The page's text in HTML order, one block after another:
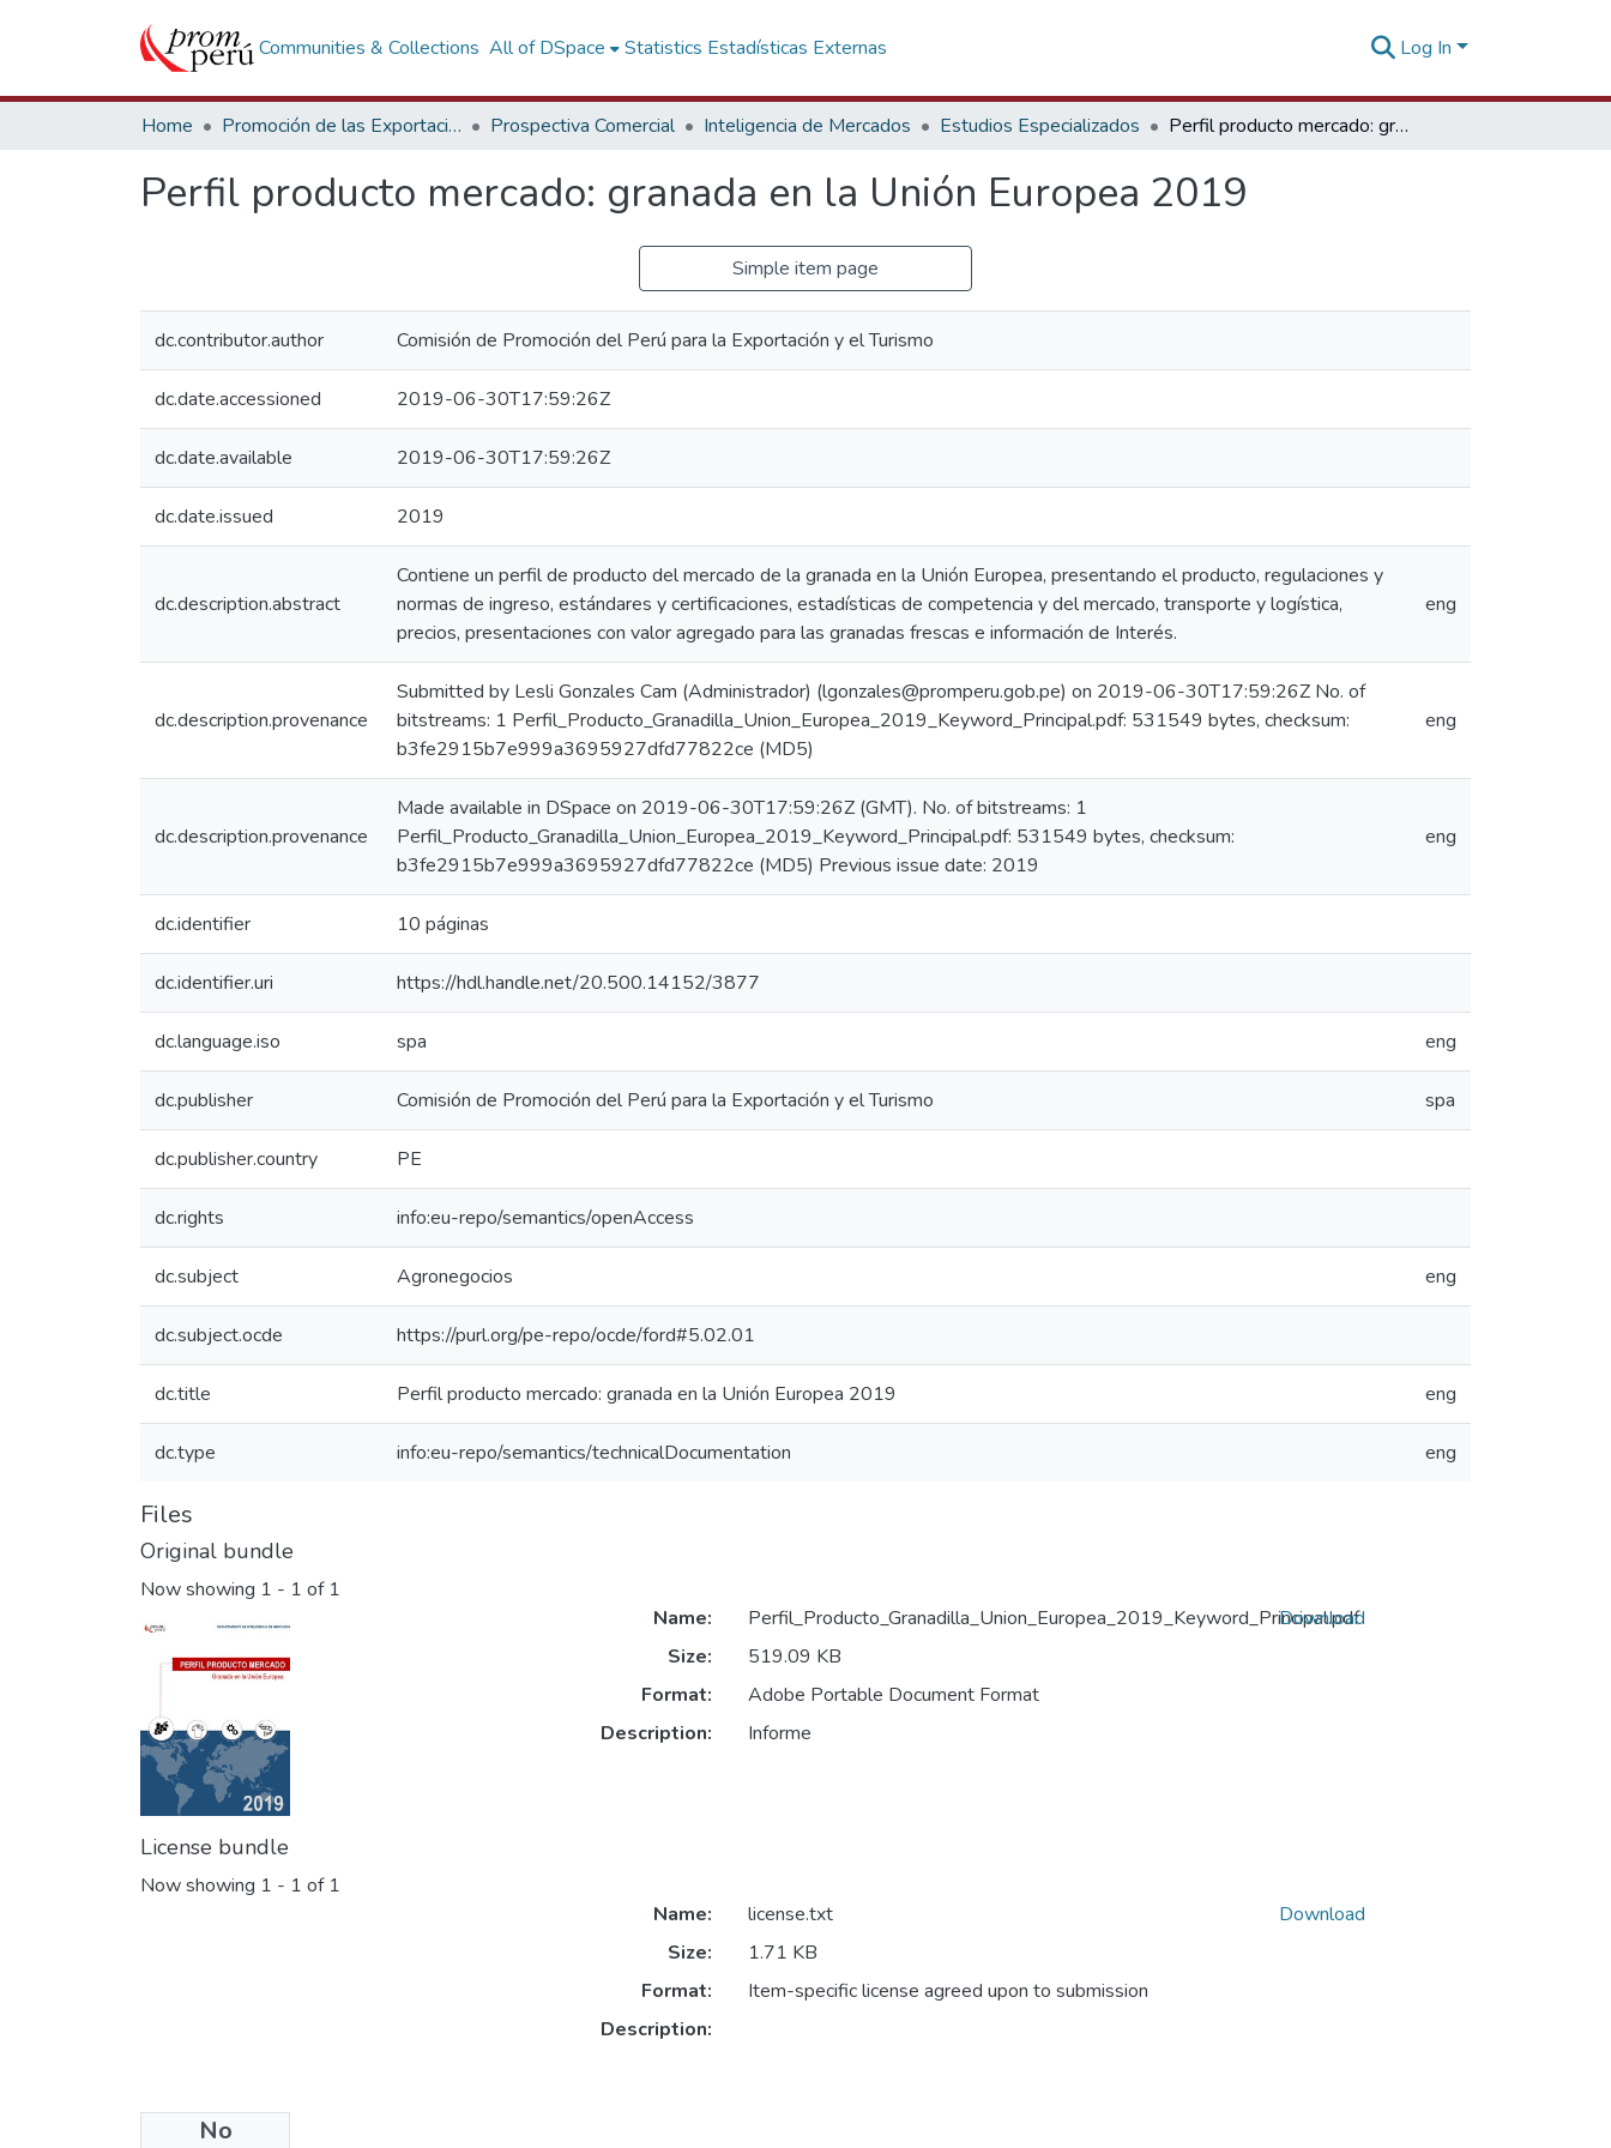
Communities & Collections All of DSpace Statistics Estadísticas Externas Log In
Home Promoción de las Exportaciones Prospectiva Comercial Inteligencia de Mercados Estudios Especializados Perfil producto mercado: granada en la Unión Europea 2019
Perfil producto mercado: granada en la Unión Europea 2019
Simple item page
dc.contributor.author Comisión de Promoción del Perú para la Exportación y el Turismo
dc.date.accessioned 2019-06-30T17:59:26Z
dc.date.available 2019-06-30T17:59:26Z
dc.date.issued 2019
dc.description.abstract
Contiene un perfil de producto del mercado de la granada en la Unión Europea, presentando el producto, regulaciones y
normas de ingreso, estándares y certificaciones, estadísticas de competencia y del mercado, transporte y logística,
precios, presentaciones con valor agregado para las granadas frescas e información de Interés.
eng
dc.description.provenance
Submitted by Lesli Gonzales Cam (Administrador) (lgonzales@promperu.gob.pe) on 2019-06-30T17:59:26Z No. of
bitstreams: 1 Perfil_Producto_Granadilla_Union_Europea_2019_Keyword_Principal.pdf: 531549 bytes, checksum:
b3fe2915b7e999a3695927dfd77822ce (MD5)
eng
dc.description.provenance
Made available in DSpace on 2019-06-30T17:59:26Z (GMT). No. of bitstreams: 1
Perfil_Producto_Granadilla_Union_Europea_2019_Keyword_Principal.pdf: 531549 bytes, checksum:
b3fe2915b7e999a3695927dfd77822ce (MD5) Previous issue date: 2019
eng
dc.identifier 10 páginas
dc.identifier.uri https://hdl.handle.net/20.500.14152/3877
dc.language.iso spa eng
dc.publisher Comisión de Promoción del Perú para la Exportación y el Turismo spa
dc.publisher.country PE
dc.rights info:eu-repo/semantics/openAccess
dc.subject Agronegocios eng
dc.subject.ocde https://purl.org/pe-repo/ocde/ford#5.02.01
dc.title Perfil producto mercado: granada en la Unión Europea 2019 eng
dc.type info:eu-repo/semantics/technicalDocumentation eng
Files
Original bundle
Now showing 1 - 1 of 1
Name:
Perfil_Producto_Granadilla_Union_Europea_2019_Keyword_Principal.pdf
Size:
519.09 KB
Format:
Adobe Portable Document Format
Description:
Informe
Download
License bundle
Now showing 1 - 1 of 1
No
Name:
license.txt
Size:
1.71 KB
Format:
Item-specific license agreed upon to submission
Description:
Download